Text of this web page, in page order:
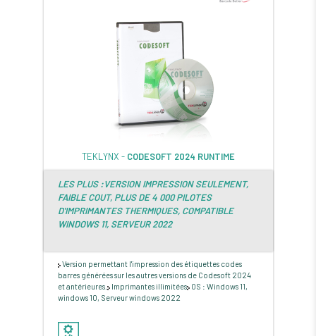
TEKLYNX - CODESOFT 2024 RUNTIME
LES PLUS :VERSION IMPRESSION SEULEMENT,
FAIBLE COUT, PLUS DE 4 000 PILOTES
D'IMPRIMANTES THERMIQUES, COMPATIBLE
WINDOWS 11, SERVEUR 2022
Version permettant l'impression des étiquettes codes
barres générées sur les autres versions de Codesoft 2024
et antérieures. Imprimantes illimitées OS : Windows 11,
windows 10, Serveur windows 2022